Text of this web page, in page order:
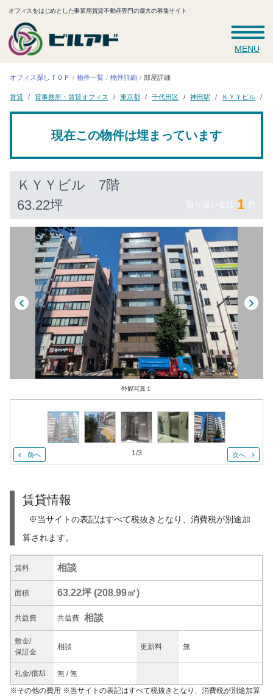
オフィスをはじめとした事業用賃貸不動産専門の最大の募集サイト
MENU
オフィス探しＴＯＰ 物件一覧 物件詳細 部屋詳細
賃貸 貸事務所・賃貸オフィス 東京都 千代田区 神田駅 ＫＹＹビル
現在この物件は埋まっています
ＫＹＹビル 7階
63.22坪 取り扱い会社 1 件
外観写真１
前へ 1/3 次へ
賃貸情報
※当サイトの表記はすべて税抜きとなり、消費税が別途加
算されます。
賃料 相談
面積 63.22坪 (208.99㎡)
共益費 共益費 相談
敷金/
保証金
相談 更新料 無
礼金/償却 無 /無
※その他の費用 ※当サイトの表記はすべて税抜きとなり、消費税が別途加算